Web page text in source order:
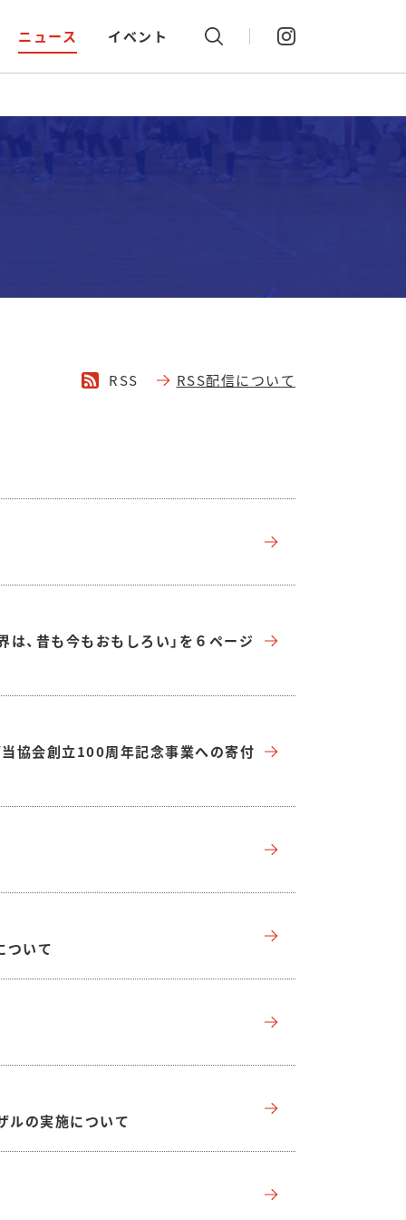
ニュース イベント
RSS RSS配信について
、昔も今もおもしろい」を６ページ
当協会創立100周年記念事業への寄付
ついて
ルの実施について